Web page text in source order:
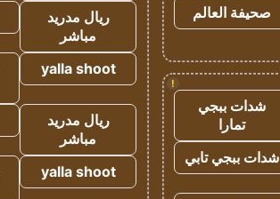
صحيفة العالم
!
شدات ببجي
تمارا
شدات ببجي تابي
ريال مدريد
مباشر
yalla shoot
ريال مدريد
مباشر
yalla shoot